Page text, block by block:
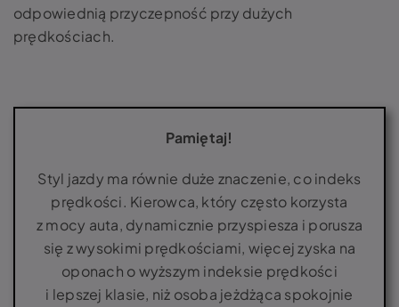
odpowiednią przyczepność przy dużych
prędkościach.
Pamiętaj!
Styl jazdy ma równie duże znaczenie, co indeks
prędkości. Kierowca, który często korzysta
z mocy auta, dynamicznie przyspiesza i porusza
się z wysokimi prędkościami, więcej zyska na
oponach o wyższym indeksie prędkości
i lepszej klasie, niż osoba jeżdżąca spokojnie